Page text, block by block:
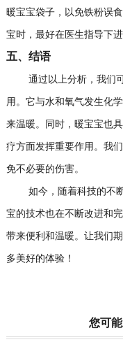
暖宝宝袋子，以免铁粉误
宝时，最好在医生指导下进
五、结语
通过以上分析，我们可
用。它与水和氧气发生化
来温暖。同时，暖宝宝也
疗方面发挥重要作用。我
免不必要的伤害。
如今，随着科技的不断
宝的技术也在不断改进和
带来便利和温暖。让我们
多美好的体验！
您可